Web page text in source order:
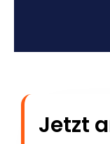
Jetzt